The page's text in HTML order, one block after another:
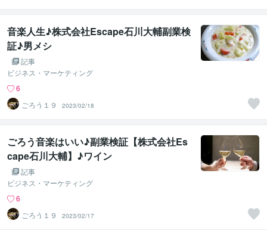
音楽人生♪株式会社Escape石川大輔副業検
証♪男メシ
記事
ビジネス・マーケティング
6
ごろう１９
2023/02/18
ごろう音楽はいい♪副業検証【株式会社Es
cape石川大輔】♪ワイン
記事
ビジネス・マーケティング
6
ごろう１９
2023/02/17